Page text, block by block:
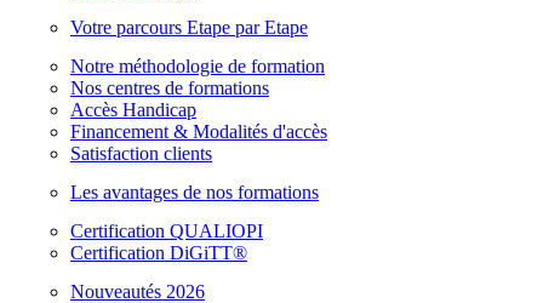
Votre parcours Etape par Etape
Notre méthodologie de formation
Nos centres de formations
Accès Handicap
Financement & Modalités d'accès
Satisfaction clients
Les avantages de nos formations
Certification QUALIOPI
Certification DiGiTT®
Nouveautés 2026